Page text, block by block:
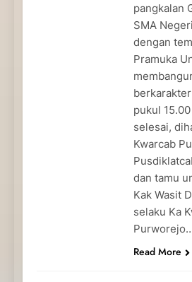
pangkalan
SMA
dengan
Pramuka
pukul
selesai,
Kwarcab
dan tamu
Kak Wasit
selaku Ka
Read More